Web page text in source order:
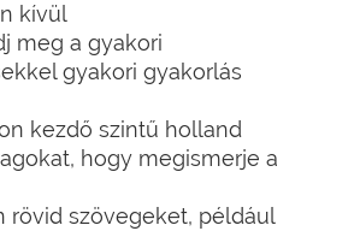
kívül
meg a gyakori
gyakori gyakorlás
kezdő szintű holland
hogy megismerje a
rövid szövegeket, például